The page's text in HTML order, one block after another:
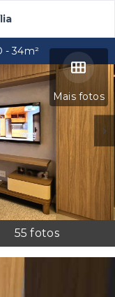
Mais fotos
55 fotos
- 34m²